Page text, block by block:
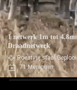
1 netwerk 1m tot
Draadnetwerk
Roestvrij staal
71 Meningen